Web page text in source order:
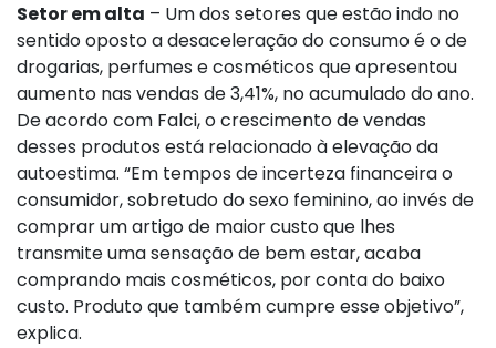
Setor em alta – Um dos setores que estão indo no
sentido oposto a desaceleração do consumo é o de
drogarias, perfumes e cosméticos que apresentou
aumento nas vendas de 3,41%, no acumulado do ano.
De acordo com Falci, o crescimento de vendas
desses produtos está relacionado à elevação da
autoestima. “Em tempos de incerteza financeira o
consumidor, sobretudo do sexo feminino, ao invés de
comprar um artigo de maior custo que lhes
transmite uma sensação de bem estar, acaba
comprando mais cosméticos, por conta do baixo
custo. Produto que também cumpre esse objetivo”,
explica.